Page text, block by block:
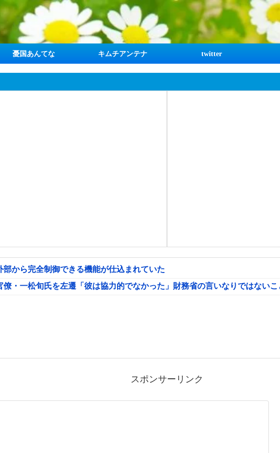
憂国あんてな キムチアンテナ twitter
から完全制御できる機能が仕込まれていた
僚・一松旬氏を左遷「彼は協力的でなかった」財務省の言いなりではない
スポンサーリンク